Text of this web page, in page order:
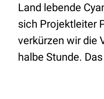
Land lebende
sich Projektleiter
verkürzen wir die
halbe Stunde.